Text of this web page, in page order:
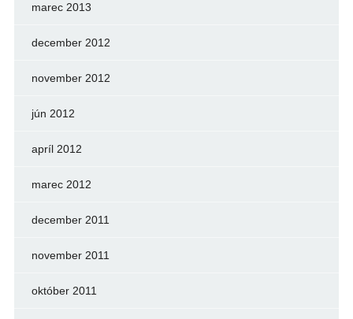
marec 2013
december 2012
november 2012
jún 2012
apríl 2012
marec 2012
december 2011
november 2011
október 2011